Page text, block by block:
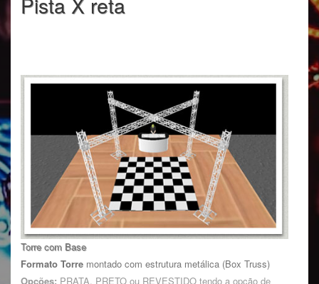
Torre com Base
Formato Torre montado com estrutura metálica (Box Truss)
Opções: PRATA, PRETO ou REVESTIDO tendo a opção de